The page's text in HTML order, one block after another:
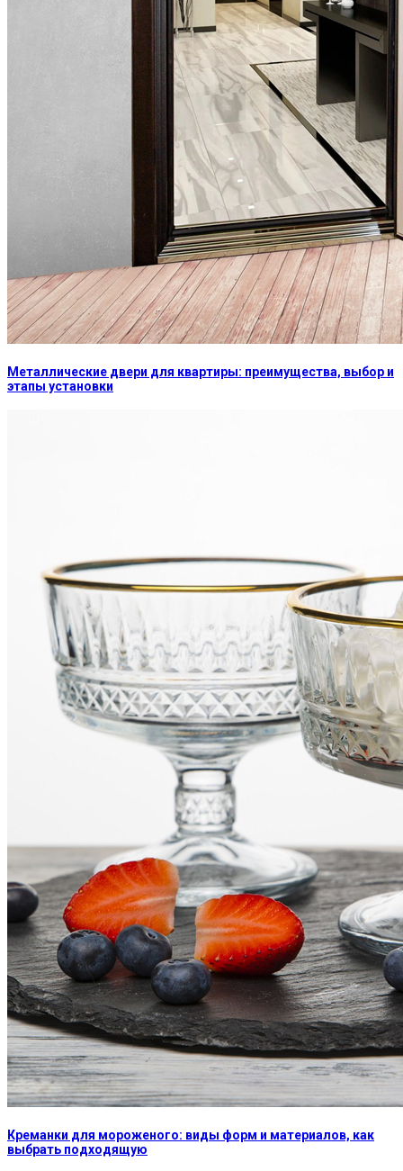
Металлические двери для квартиры: преимущества, выбор и
этапы установки
Креманки для мороженого: виды форм и материалов, как
выбрать подходящую